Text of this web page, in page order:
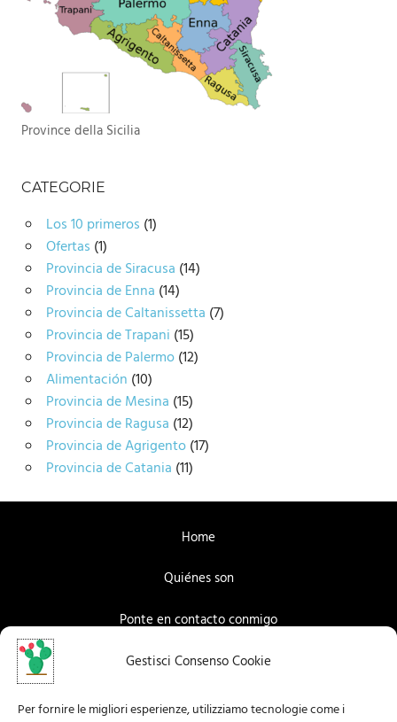
Gestisci Consenso Cookie
Per fornire le migliori esperienze, utilizziamo tecnologie come i
Province della Sicilia
CATEGORIE
Los 10 primeros (1)
Ofertas (1)
Provincia de Siracusa (14)
Provincia de Enna (14)
Provincia de Caltanissetta (7)
Provincia de Trapani (15)
Provincia de Palermo(12)
Alimentación (10)
Provincia de Mesina (15)
Provincia de Ragusa (12)
Provincia de Agrigento(17)
Provincia de Catania (11)
Home
Quiénes son
Ponte en contacto conmigo
Facebook
Instagram